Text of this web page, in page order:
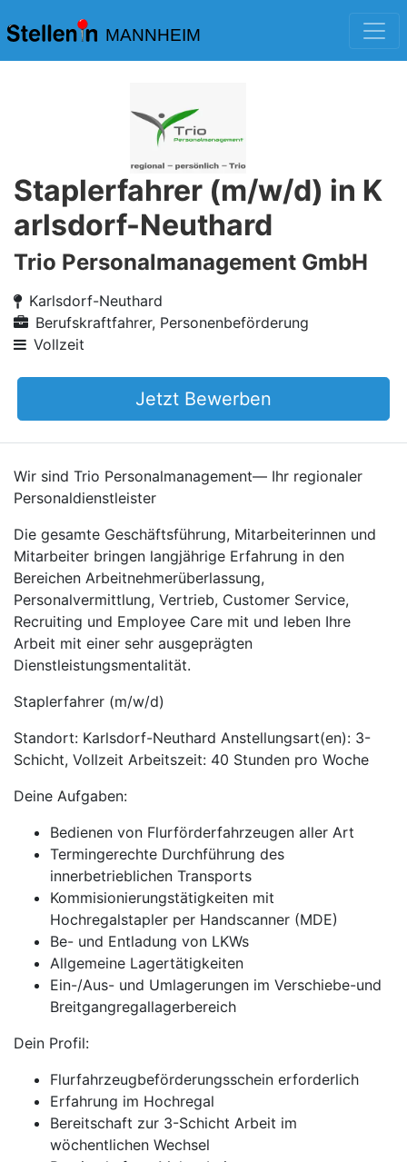
MANNHEIM
Staplerfahrer (m/w/d) in K
arlsdorf-Neuthard
Trio Personalmanagement GmbH
Karlsdorf-Neuthard
Berufskraftfahrer, Personenbeförderung
Vollzeit
Jetzt Bewerben
Wir sind Trio Personalmanagement— Ihr regionaler
Personaldienstleister
Die gesamte Geschäftsführung, Mitarbeiterinnen und
Mitarbeiter bringen langjährige Erfahrung in den
Bereichen Arbeitnehmerüberlassung,
Personalvermittlung, Vertrieb, Customer Service,
Recruiting und Employee Care mit und leben Ihre
Arbeit mit einer sehr ausgeprägten
Dienstleistungsmentalität.
Staplerfahrer (m/w/d)
Standort: Karlsdorf-Neuthard Anstellungsart(en): 3-
Schicht, Vollzeit Arbeitszeit: 40 Stunden pro Woche
Deine Aufgaben:
Bedienen von Flurförderfahrzeugen aller Art
Termingerechte Durchführung des
innerbetrieblichen Transports
Kommisionierungstätigkeiten mit
Hochregalstapler per Handscanner (MDE)
Be- und Entladung von LKWs
Allgemeine Lagertätigkeiten
Ein-/Aus- und Umlagerungen im Verschiebe-und
Breitgangregallagerbereich
Dein Profil:
Flurfahrzeugbeförderungsschein erforderlich
Erfahrung im Hochregal
Bereitschaft zur 3-Schicht Arbeit im
wöchentlichen Wechsel